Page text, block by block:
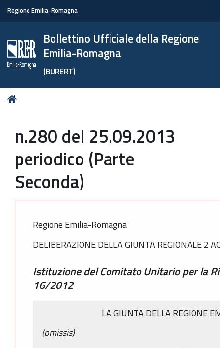
Regione Emilia-Romagna
Bollettino Ufficiale della Regione
Emilia-Romagna
(BURERT)
Tu
n.280 del 25.09.2013
periodico (Parte
Seconda)
Regione Emilia-Romagna
DELIBERAZIONE DELLA GIUNTA REGIONALE 2
Istituzione del Comitato Unitario per la
16/2012
LA GIUNTA DELLA REGIONE
(omissis)